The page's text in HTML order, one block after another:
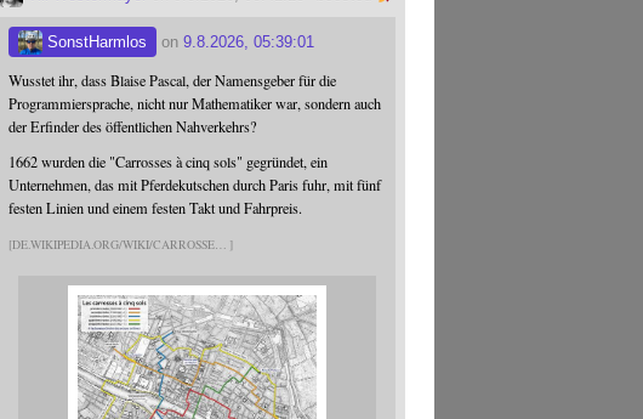
SonstHarmlos on9.8.2026, 05:39:01
Wusstet ihr, dass Blaise Pascal, der Namensgeber für die
Programmiersprache, nicht nur Mathematiker war, sondern auch
der Erfinder des öffentlichen Nahverkehrs?
1662 wurden die "Carrosses à cinq sols" gegründet, ein
Unternehmen, das mit Pferdekutschen durch Paris fuhr, mit fünf
festen Linien und einem festen Takt und Fahrpreis.
DE.WIKIPEDIA.ORG/WIKI/CARROSSE